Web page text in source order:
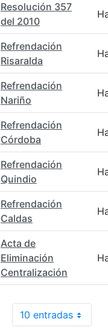
Resolución 357
del 2010
Refrendación
Risaralda
Refrendación
Nariño
Refrendación
Córdoba
Refrendación
Quindio
Refrendación
Caldas
Acta de
Eliminación
Centralización
10 entradasPor página